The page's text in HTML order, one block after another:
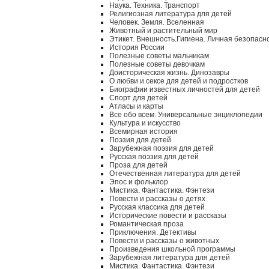
Наука. Техника. Транспорт
Религиозная литература для детей
Человек. Земля. Вселенная
Животный и растительный мир
Этикет. Внешность.Гигиена. Личная
История России
Полезные советы мальчикам
Полезные советы девочкам
Доисторическая жизнь. Динозавры
О любви и сексе для детей и подростков
Биографии известных личностей для детей
Спорт для детей
Атласы и карты
Все обо всем. Универсальные энциклопедии
Культура и искусство
Всемирная история
Поэзия для детей
Зарубежная поэзия для детей
Русская поэзия для детей
Проза для детей
Отечественная литература для детей
Эпос и фольклор
Мистика. Фантастика. Фэнтези
Повести и рассказы о детях
Русская классика для детей
Исторические повести и рассказы
Романтическая проза
Приключения. Детективы
Повести и рассказы о животных
Произведения школьной программы
Зарубежная литература для детей
Мистика. Фантастика. Фэнтези